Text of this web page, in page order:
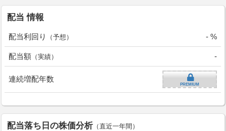
配当 情報
配当利回り （予想） - %
配当額 （実績） -
連続増配年数
PREMIUM
配当落ち日の株価分析（直近一年間）